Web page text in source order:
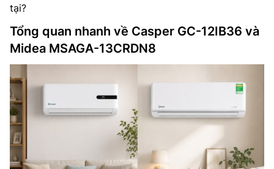
tại?
Tổng quan nhanh về Casper GC-12IB36 và
Midea MSAGA-13CRDN8